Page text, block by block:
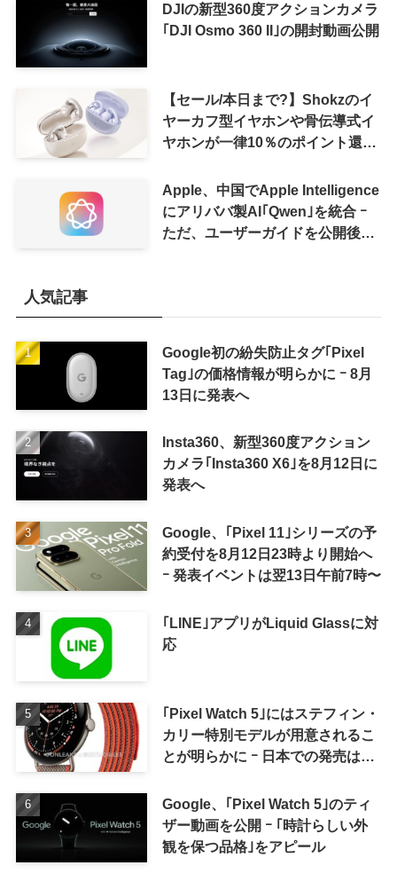
DJIの新型360度アクションカメラ
｢DJI Osmo 360 II｣の開封動画公開
【セール/本日まで?】Shokzのイ
ヤーカフ型イヤホンや骨伝導式イ
ヤホンが一律10％のポイント還元
Apple、中国でApple Intelligence
にアリババ製AI｢Qwen｣を統合 ｰ
ただ、ユーザーガイドを公開後に
人気記事
Google初の紛失防止タグ｢Pixel
Tag｣の価格情報が明らかに ｰ 8月
13日に発表へ
Insta360、新型360度アクション
カメラ｢Insta360 X6｣を8月12日に
発表へ
Google、｢Pixel 11｣シリーズの予
約受付を8月12日23時より開始へ
ｰ 発表イベントは翌13日午前7時〜
｢LINE｣アプリがLiquid Glassに対
応
｢Pixel Watch 5｣にはステフィン・
カリー特別モデルが用意されるこ
とが明らかに ｰ 日本での発売は期
Google、｢Pixel Watch 5｣のティ
ザー動画を公開 ｰ ｢時計らしい外
観を保つ品格｣をアピール